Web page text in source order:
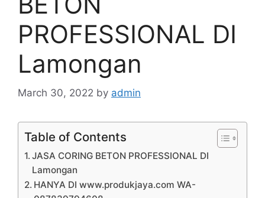
PROFESSIONAL DI
Lamongan
March 30, 2022 by admin
Table of Contents
JASA CORING BETON PROFESSIONAL DI
Lamongan
HANYA DI www.produkjaya.com WA-